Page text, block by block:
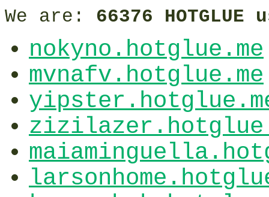
We are: 66376 HOTGLUE
nokyno.hotglue.me
mvnafv.hotglue.me